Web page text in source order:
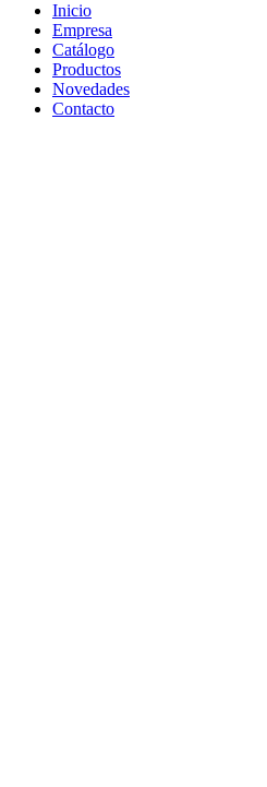
Inicio
Empresa
Catálogo
Productos
Novedades
Contacto